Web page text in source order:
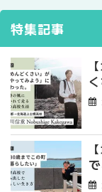
特集記事